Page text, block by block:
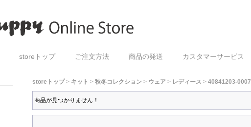
storeトップ ご注文方法 商品の発送 カスタマーサービス
storeトップ> キット > 秋冬コレクション > ウェア > レディース > 40841203-0007
商品が見つかりません！